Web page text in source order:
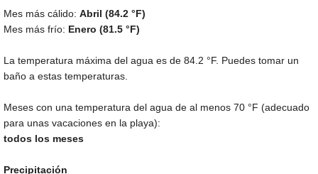
Mes más cálido: Abril (84.2 °F)
Mes más frío: Enero (81.5 °F)
La temperatura máxima del agua es de 84.2 °F. Puedes tomar un
baño a estas temperaturas.
Meses con una temperatura del agua de al menos 70 °F (adecuado
para unas vacaciones en la playa):
todos los meses
Precipitación